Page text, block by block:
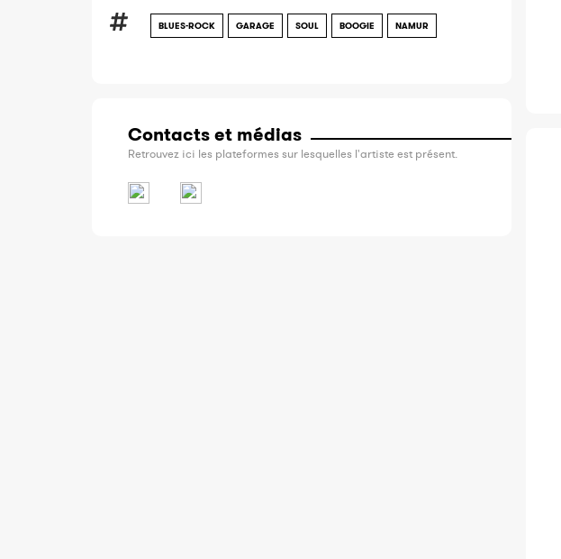
BLUES-ROCK GARAGE SOUL BOOGIE NAMUR
Contacts et médias
Retrouvez ici les plateformes sur lesquelles l'artiste est présent.